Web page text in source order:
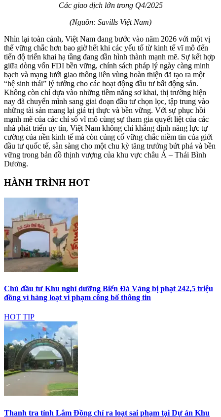
Các giao dịch lớn trong Q4/2025
(Nguồn: Savills Việt Nam)
Nhìn lại toàn cảnh, Việt Nam đang bước vào năm 2026 với một vị
thế vững chắc hơn bao giờ hết khi các yếu tố từ kinh tế vĩ mô đến
tiến độ triển khai hạ tầng đang dần hình thành mạnh mẽ. Sự kết hợp
giữa dòng vốn FDI bền vững, chính sách pháp lý ngày càng minh
bạch và mạng lưới giao thông liên vùng hoàn thiện đã tạo ra một
“hệ sinh thái” lý tưởng cho các hoạt động đầu tư bất động sản.
Không còn chỉ dựa vào những tiềm năng sơ khai, thị trường hiện
nay đã chuyển mình sang giai đoạn đầu tư chọn lọc, tập trung vào
những tài sản mang lại giá trị thực và bền vững. Với sự phục hồi
mạnh mẽ của các chỉ số vĩ mô cùng sự tham gia quyết liệt của các
nhà phát triển uy tín, Việt Nam không chỉ khẳng định năng lực tự
cường của nền kinh tế mà còn củng cố vững chắc niềm tin của giới
đầu tư quốc tế, sẵn sàng cho một chu kỳ tăng trưởng bứt phá và bền
vững trong bản đồ thịnh vượng của khu vực châu Á – Thái Bình
Dương.
HÀNH TRÌNH HOT
Chủ đầu tư Khu nghỉ dưỡng Biển Đá Vàng bị phạt 242,5 triệu
đồng vì hàng loạt vi phạm công bố thông tin
HOT TIP
Thanh tra tỉnh Lâm Đồng chỉ ra loạt sai phạm tại Dự án Khu